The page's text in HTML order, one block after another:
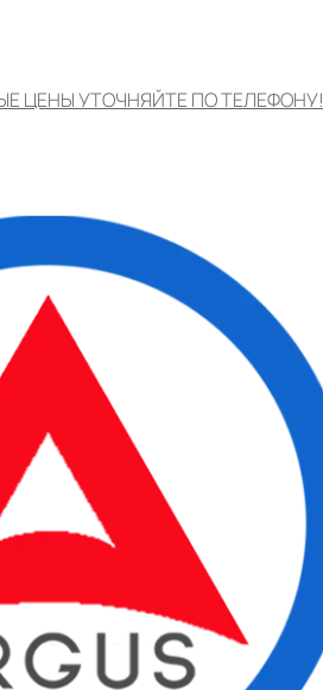
ЦЕНЫ УТОЧНЯЙТЕ ПО ТЕЛЕФОНУ!